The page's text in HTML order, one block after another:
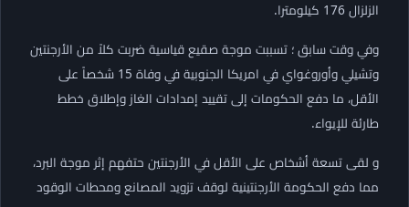
الزلزال 176 كيلومترا.
وفي وقت سابق ؛ تسببت موجة صقيع قياسية ضربت كلاً من الأرجنتين
وتشيلي وأوروغواي في امريكا الجنوبية في وفاة 15 شخصاً على
الأقل، ما دفع الحكومات إلى تقييد إمدادات الغاز وإطلاق خطط
طارئة للإيواء.
و لقى تسعة أشخاص على الأقل في الأرجنتين حتفهم إثر موجة البرد،
مما دفع الحكومة الأرجنتينية لوقف تزويد المصانع ومحطات الوقود